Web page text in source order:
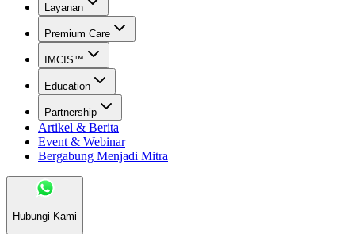
Layanan
Premium Care
IMCIS™
Education
Partnership
Artikel & Berita
Event & Webinar
Bergabung Menjadi Mitra
Hubungi Kami